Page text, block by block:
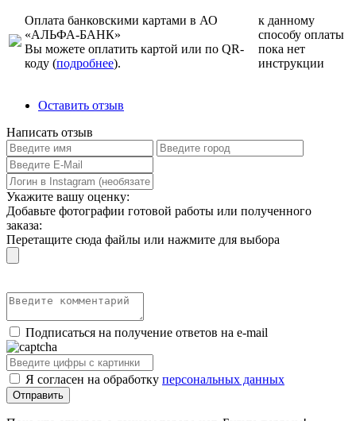
Оплата банковскими картами в АО
«АЛЬФА-БАНК»
Вы можете оплатить картой или по QR-
коду (подробнее).
к данному
способу оплаты
пока нет
инструкции
Оставить отзыв
Написать отзыв
Укажите вашу оценку:
Добавьте фотографии готовой работы или полученного
заказа:
Перетащите сюда файлы или нажмите для выбора
Подписаться на получение ответов на e-mail
Я согласен на обработку персональных данных